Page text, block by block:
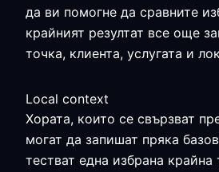
да ви помогне да сравните
крайният резултат все още
точка, клиента, услугата и
Local context
Хората, които се свързват
могат да запишат пряка
тестват една избрана крайна